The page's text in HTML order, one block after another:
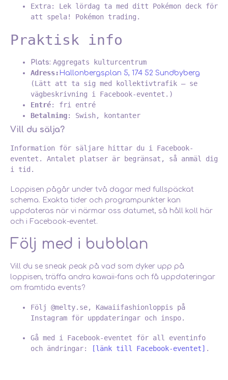
Extra: Lek lördag ta med ditt Pokémon deck för
att spela! Pokémon trading.
Praktisk info
Plats: Aggregats kulturcentrum
Adress: Hallonbergsplan 5, 174 52 Sundbyberg
(Lätt att ta sig med kollektivtrafik – se
vägbeskrivning i Facebook-eventet.)
Entré: fri entré
Betalning: Swish, kontanter
Vill du sälja?
Information för säljare hittar du i Facebook-
eventet. Antalet platser är begränsat, så anmäl dig
i tid.
Loppisen pågår under två dagar med fullspäckat
schema. Exakta tider och programpunkter kan
uppdateras när vi närmar oss datumet, så håll koll här
och i Facebook-eventet.
Följ med i bubblan
Vill du se sneak peak på vad som dyker upp på
loppisen, träffa andra kawaii-fans och få uppdateringar
om framtida events?
Följ @melty.se, Kawaiifashionloppis på
Instagram för uppdateringar och inspo.
Gå med i Facebook-eventet för all eventinfo
och ändringar:
[länk till Facebook-eventet] .